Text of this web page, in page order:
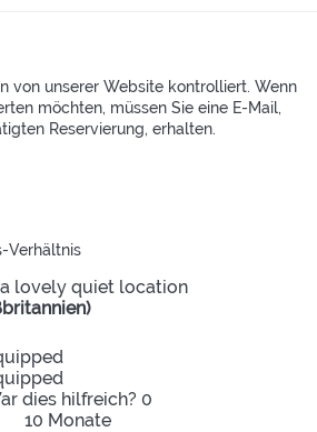
von unserer Website kontrolliert. Wenn
möchten, müssen Sie eine E-Mail,
Reservierung, erhalten.
Verhältnis
lovely quiet location
dies hilfreich? 0
10 Monate